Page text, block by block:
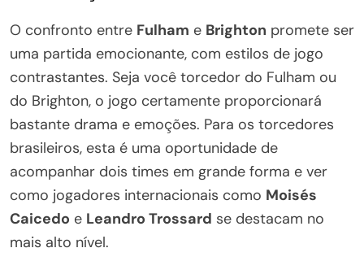
O confronto entre Fulham e Brighton promete ser
uma partida emocionante, com estilos de jogo
contrastantes. Seja você torcedor do Fulham ou
do Brighton, o jogo certamente proporcionará
bastante drama e emoções. Para os torcedores
brasileiros, esta é uma oportunidade de
acompanhar dois times em grande forma e ver
como jogadores internacionais como Moisés
Caicedo e Leandro Trossard se destacam no
mais alto nível.